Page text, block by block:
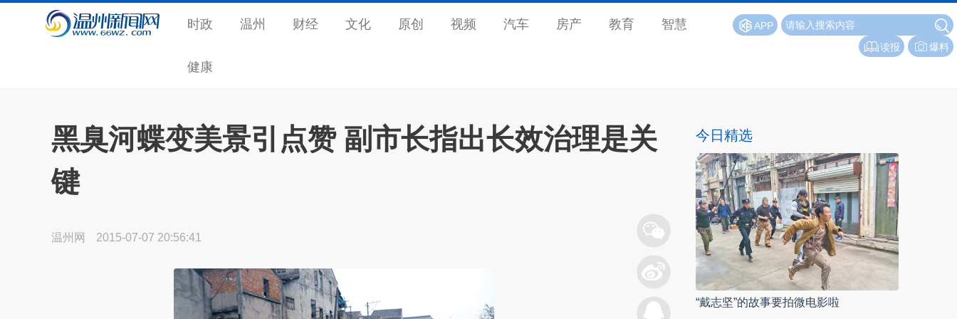
时政 温州 财经 文化 原创 视频 汽车 房产 教育 智慧
健康
APP
爆料
读报
黑臭河蝶变美景引点赞 副市长指出长效治理是关
键
温州网 2015-07-07 20:56:41
今日精选
“戴志坚”的故事要拍微电影啦